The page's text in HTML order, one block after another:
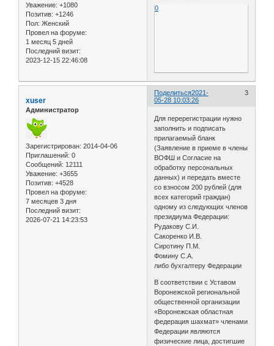
Уважение: +1080
Позитив: +1246
Пол: Женский
Провел на форуме:
1 месяц 5 дней
Последний визит:
2023-12-15 22:46:08
0
Поделиться 3
2021-
05-28 10:03:26
xuser
Администратор
Зарегистрирован: 2014-04-06
Приглашений: 0
Сообщений: 12111
Уважение: +3655
Позитив: +4528
Провел на форуме:
7 месяцев 3 дня
Последний визит:
2026-07-21 14:23:53
Для перерегистрации нужно
заполнить и подписать
прилагаемый бланк
(Заявление в приеме в члены
ВОФШ и Согласие на
обработку персональных
данных) и передать вместе
со взносом 200 рублей (для
всех категорий граждан)
одному из следующих членов
президиума Федерации:
Рудакову С.И.
Сакоренко И.В.
Сиротину П.М.
Фомину С.А.
либо бухгалтеру Федерации
В соответствии с Уставом
Воронежской региональной
общественной организации
«Воронежская областная
федерация шахмат» членами
Федерации являются
физические лица, достигшие